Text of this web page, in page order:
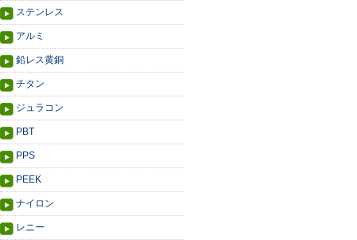
ステンレス
アルミ
鉛レス黄銅
チタン
ジュラコン
PBT
PPS
PEEK
ナイロン
レニー